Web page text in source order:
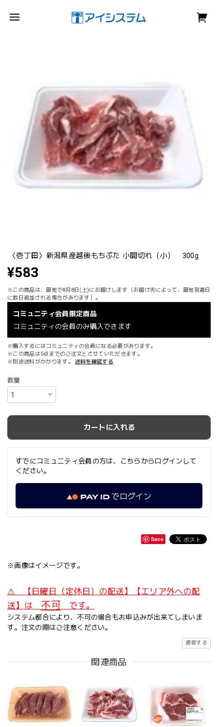
〈壱丁田〉新潟県産越後もちぶた 小間切れ（小） 300g
¥583
※この商品は、最短で8月8日(土)にお届けします（お届け先によって、最短到着日
に数日追加される場合があります）。
コミュニティ会員限定商品
コミュニティの会員のみ購入できます
※購入するにはコミュニティの会員になる必要があります。
※この商品は5点までのご注文とさせていただきます。
※別途送料がかかります。
送料を確認する
数量
カートに入れる
すでにコミュニティ会員の方は、こちらからログインして
ください。
でログイン
Save
※画像はイメージです。
⚠ 【日曜日（定休日）の配送】【エリア外への配
送】は 不可 です。
システム都合により、不可の場合もお申込みが出来てしまいま
す。注文の際はご注意ください。
通報する
関連商品